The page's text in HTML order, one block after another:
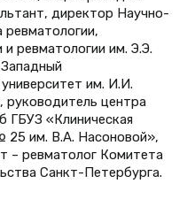
директор Научно-
ревматологии,
ревматологии им. Э.Э.
им. И.И.
руководитель центра
ГБУЗ «Клиническая
25 им. В.А. Насоновой»,
– ревматолог Комитета
Санкт-Петербурга.